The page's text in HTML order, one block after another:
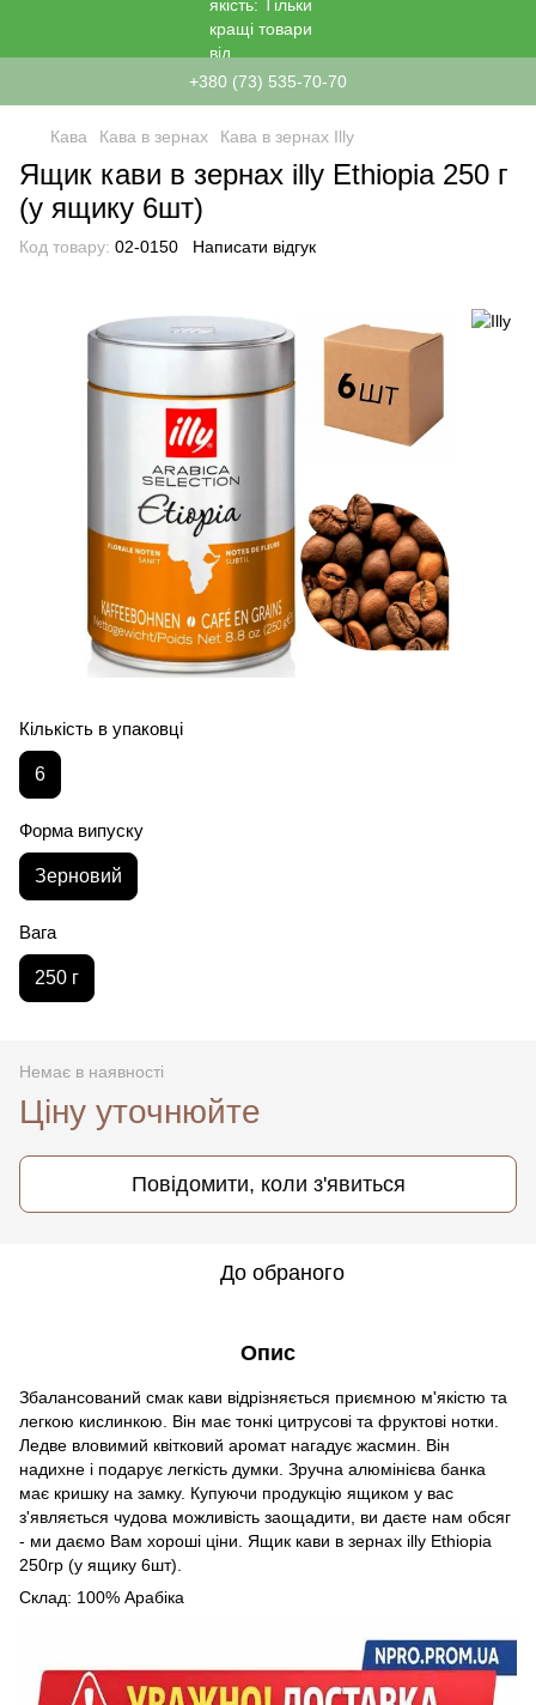
+380 (73) 535-70-70
Кава Кава в зернах Кава в зернах Illy
Ящик кави в зернах illy Ethiopia 250 г
(у ящику 6шт)
Код товару: 02-0150 Написати відгук
Кількість в упаковці
6
Форма випуску
Зерновий
Вага
250 г
Немає в наявності
Ціну уточнюйте
Повідомити, коли з'явиться
До обраного
Опис
Збалансований смак кави відрізняється приємною м'якістю та
легкою кислинкою. Він має тонкі цитрусові та фруктові нотки.
Ледве вловимий квітковий аромат нагадує жасмин. Він
надихне і подарує легкість думки. Зручна алюмінієва банка
має кришку на замку. Купуючи продукцію ящиком у вас
з'являється чудова можливість заощадити, ви даєте нам обсяг
- ми даємо Вам хороші ціни. Ящик кави в зернах illy Ethiopia
250гр (у ящику 6шт).
Склад: 100% Арабіка